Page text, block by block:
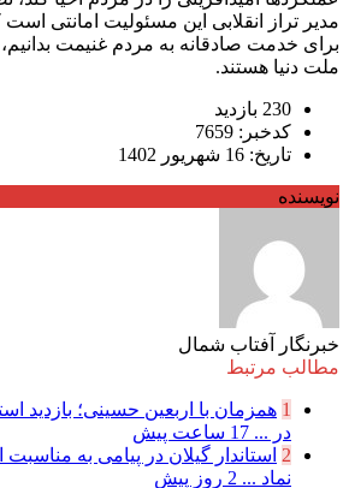
مدیر تراز انقلابی این مسئولیت امانتی است
برای خدمت صادقانه به مردم غنیمت بدانیم،
ملت دنیا هستند.
230 بازدید
کدخبر: 7659
تاریخ: 16 شهریور 1402
نویسنده
خبرنگار آفتاب شمال
مطالب مرتبط
1 همزمان با اربعین حسینی؛ بازدید
در ... 17 ساعت پیش
2 استاندار گیلان در پیامی به
نماد ... 2 روز پیش